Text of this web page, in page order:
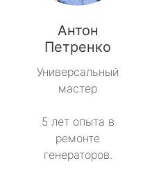
Антон
Петренко
Универсальный
мастер
5 лет опыта в
ремонте
генераторов.